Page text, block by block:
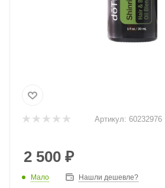
Артикул: 60232976
2 500 ₽
Мало Нашли дешевле?